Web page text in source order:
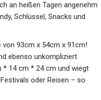
an heißen Tagen angenehm
Schlüssel, Snacks und
von 93cm x 54cm x 91cm!
ebenso unkompliziert
* 14 cm * 24 cm und wiegt
oder Reisen – so